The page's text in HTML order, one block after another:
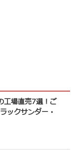
工場直売7選！ご
ックサンダー・